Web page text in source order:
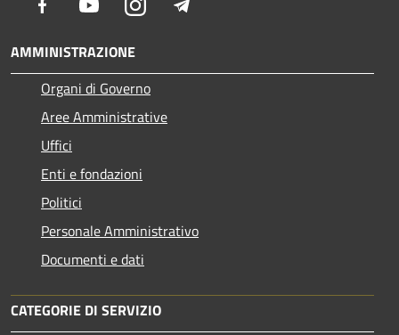
Facebook YoutubeInstagram
AMMINISTRAZIONE
Organi di Governo
Aree Amministrative
Uffici
Enti e fondazioni
Politici
Personale Amministrativo
Documenti e dati
CATEGORIE DI SERVIZIO